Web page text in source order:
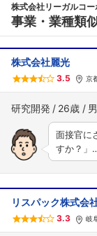
株式会社リーガルコ
事業・業種類
株式会社麗光
3.5 京
研究開発 26歳
面接官に
すか？」
リスパック株式会
3.3 岐